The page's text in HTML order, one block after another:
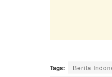
Tags: Berita